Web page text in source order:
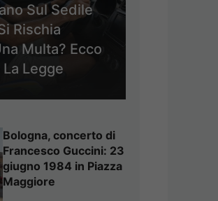
Sul Sedile
Rischia
Multa? Ecco
Legge
Bologna, concerto di
Francesco Guccini: 23
giugno 1984 in Piazza
Maggiore